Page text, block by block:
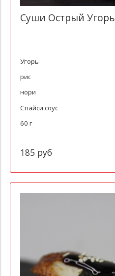
Суши Острый Угорь
Угорь
рис
нори
Спайси соус
60 г
185 руб